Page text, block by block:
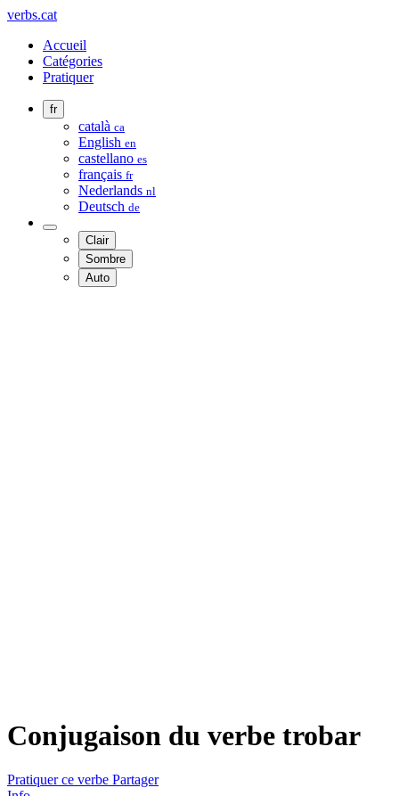
verbs.cat
Accueil
Catégories
Pratiquer
fr
català ca
English en
castellano es
français fr
Nederlands nl
Deutsch de
Clair
Sombre
Auto
Conjugaison du verbe trobar
Pratiquer ce verbe Partager